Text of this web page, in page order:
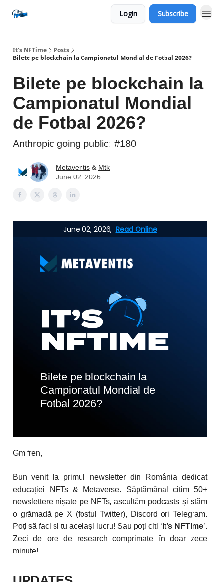
Login Subscribe
It's NFTime
Posts
Bilete pe blockchain la Campionatul Mondial de Fotbal 2026?
Bilete pe blockchain la
Campionatul Mondial
de Fotbal 2026?
Anthropic going public; #180
Metaventis & Mtk
June 02, 2026
June 02, 2026, Read Online
Bilete pe blockchain la
Campionatul Mondial de
Fotbal 2026?
Gm fren,
Bun venit la primul newsletter din România dedicat
educației NFTs & Metaverse. Săptămânal citim 50+
newslettere nișate pe NFTs, ascultăm podcasts și stăm
o grămadă pe X (fostul Twitter), Discord ori Telegram.
Poți să faci și tu același lucru! Sau poți citi ‘ It’s NFTime’.
Zeci de ore de research comprimate în doar zece
minute!